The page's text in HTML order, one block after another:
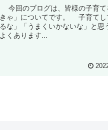
回のブログは、皆様の子育て
ゃ」についてです。 子育てし
な」「うまくいかないな」と思
くあります...